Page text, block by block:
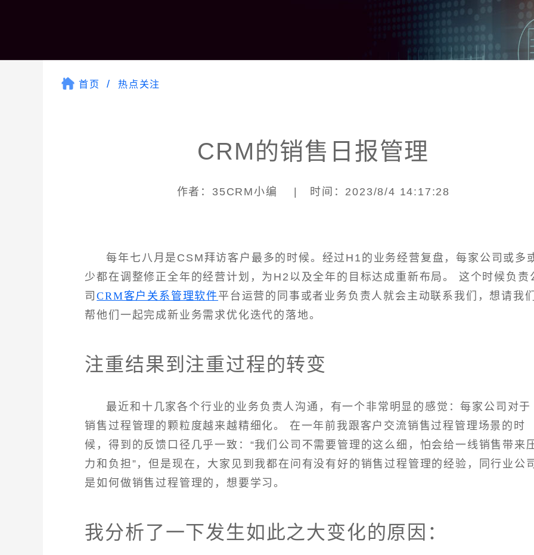
首页 热点关注
CRM的销售日报管理
作者：35CRM小编 | 时间：2023/8/4 14:17:28
每年七八月是CSM拜访客户最多的时候。经过H1的业务经营复盘，每家公司或多
少都在调整修正全年的经营计划，为H2以及全年的目标达成重新布局。 这个时候负责
司CRM客户关系管理软件平台运营的同事或者业务负责人就会主动联系我们，想请我
帮他们一起完成新业务需求优化迭代的落地。
注重结果到注重过程的转变
最近和十几家各个行业的业务负责人沟通，有一个非常明显的感觉：每家公司对于
销售过程管理的颗粒度越来越精细化。 在一年前我跟客户交流销售过程管理场景的时
候，得到的反馈口径几乎一致：“我们公司不需要管理的这么细，怕会给一线销售带来
力和负担”，但是现在，大家见到我都在问有没有好的销售过程管理的经验，同行业公
是如何做销售过程管理的，想要学习。
我分析了一下发生如此之大变化的原因：